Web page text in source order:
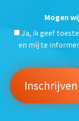
Mogen
Ja, ik geef
en mij te